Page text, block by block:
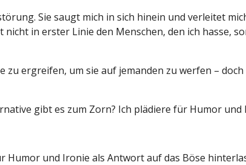
Sie saugt mich in sich hinein und verleitet
in erster Linie den Menschen, den ich hasse,
zu ergreifen, um sie auf jemanden zu werfen –
gibt es zum Zorn? Ich plädiere für Humor und
und Ironie als Antwort auf das Böse